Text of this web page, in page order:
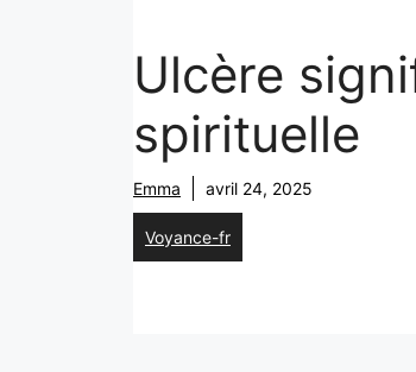
Ulcère
spirituelle
Emma avril 24, 2025
Voyance-fr